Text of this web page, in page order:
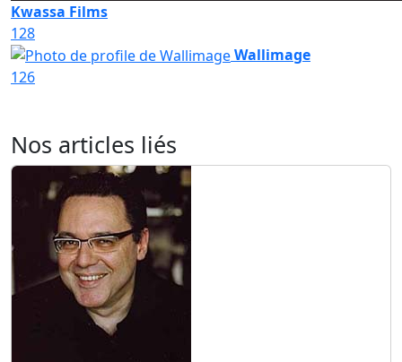
Kwassa Films
128
Wallimage
126
Nos articles liés